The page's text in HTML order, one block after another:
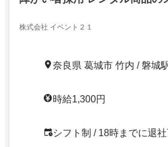
株式会社 イベント２１
奈良県 葛城市 竹内 / 磐城
時給1,300円
シフト制 / 18時までに退